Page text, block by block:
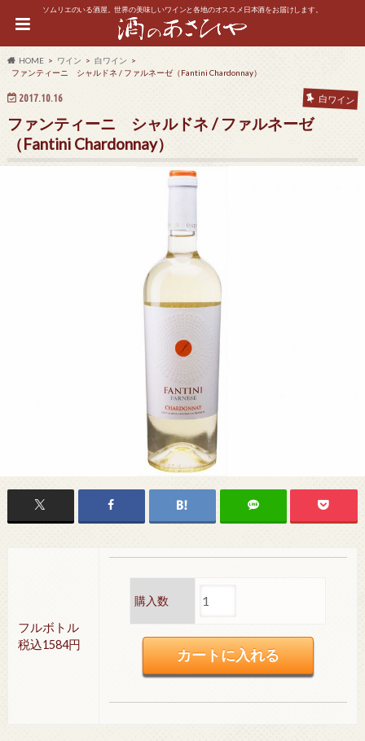
ソムリエのいる酒屋。世界の美味しいワインと各地のオススメ日本酒をお届けします。
HOME ワイン
白ワイン
ファンティーニ シャルドネ / ファルネーゼ（Fantini Chardonnay）
2017.10.16 白ワイン
ファンティーニ シャルドネ / ファルネーゼ
（Fantini Chardonnay）
フルボトル
税込1584円
購入数